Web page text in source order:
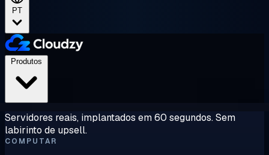
PT
Servidores reais, implantados em 60 segundos. Sem
labirinto de upsell.
COMPUTAR